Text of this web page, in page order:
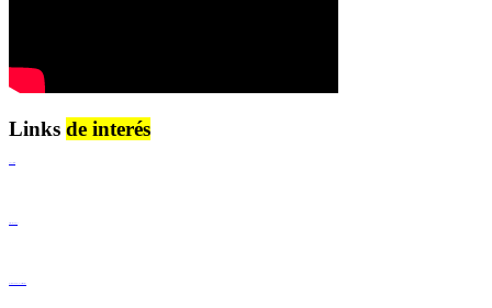
Links de interés